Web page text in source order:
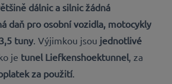
dálnic a silnic žádná
daň pro osobní vozidla, motocykly
tuny . Výjimkou jsou jednotlivé
je tunel Liefkenshoektunnel , za
za použití.